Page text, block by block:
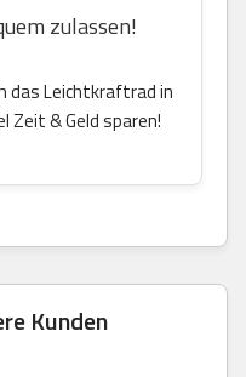
zulassen!
das Leichtkraftrad in
Zeit & Geld sparen!
Kunden